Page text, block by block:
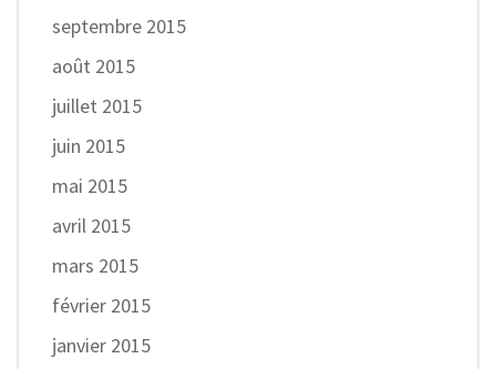
septembre 2015
août 2015
juillet 2015
juin 2015
mai 2015
avril 2015
mars 2015
février 2015
janvier 2015